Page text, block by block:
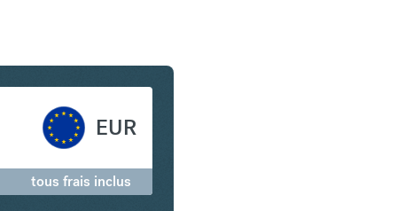
EUR
tous frais inclus